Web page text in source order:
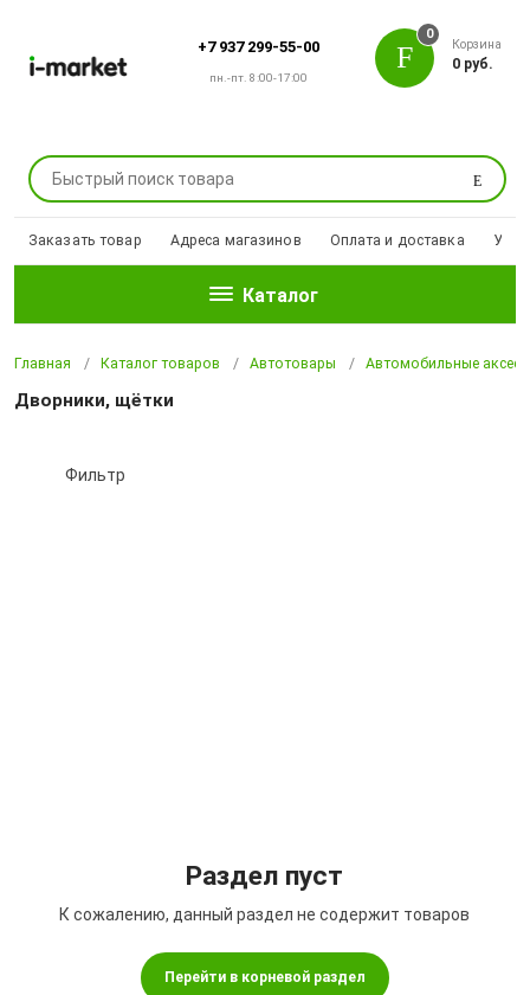
+7 937 299-55-00
пн.-пт. 8:00-17:00
Поиск
0
Корзина
0 руб.
Заказать товар Адреса магазинов Оплата и доставка
Каталог
Главная Каталог товаров Автотовары Автомобильные
Дворники, щётки
Фильтр
Раздел пуст
К сожалению, данный раздел не содержит товаров
Перейти в корневой раздел